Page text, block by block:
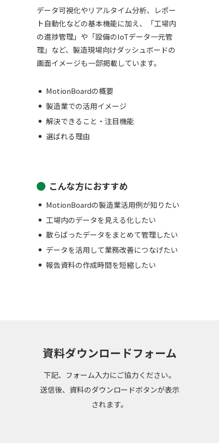
データ可視化やリアルタイム分析、レポー
ト自動化などの基本機能に加え、「工場内
の進捗管理」や「設備のIoTデータ一元管
理」など、製造現場向けダッシュボードの
画面イメージも一部掲載しています。
MotionBoardの概要
製造業での活用イメージ
解決できること・注目機能
選ばれる理由
こんな方におすすめ
MotionBoardの製造業活用例が知りたい
工場内のデータを見える化したい
散らばったデータをまとめて管理したい
データを活用して業務改善につなげたい
報告資料の作成時間を短縮したい
資料ダウンロードフォーム
下記、フォーム入力にご協力ください。
送信後、資料のダウンロードボタンが表示
されます。